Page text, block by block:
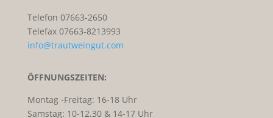
Telefon 07663-2650
Telefax 07663-8213993
info@trautweingut.com
ÖFFNUNGSZEITEN:
Montag -Freitag: 16-18 Uhr
Samstag: 10-12.30 & 14-17 Uhr